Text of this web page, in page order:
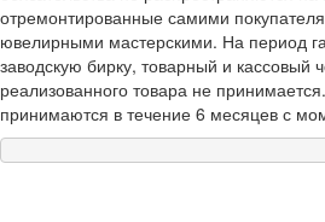
отремонтированные самими
ювелирными мастерскими. На период
заводскую бирку, товарный и кассовый
реализованного товара не
принимаются в течение 6 месяцев с